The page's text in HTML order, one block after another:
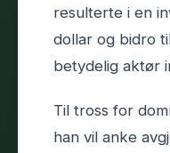
resulterte i en
dollar og bidro
betydelig aktør
Til tross for
han vil anke